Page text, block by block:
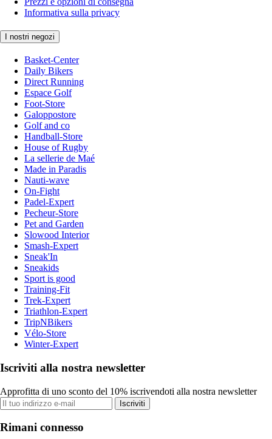
Informativa sulla privacy
I nostri negozi
Basket-Center
Daily Bikers
Direct Running
Espace Golf
Foot-Store
Galoppostore
Golf and co
Handball-Store
House of Rugby
La sellerie de Maé
Made in Paradis
Nauti-wave
On-Fight
Padel-Expert
Pecheur-Store
Pet and Garden
Slowood Interior
Smash-Expert
Sneak'In
Sneakids
Sport is good
Training-Fit
Trek-Expert
Triathlon-Expert
TripNBikers
Vélo-Store
Winter-Expert
Iscriviti alla nostra newsletter
Approfitta di uno sconto del 10% iscrivendoti alla nostra newsletter
Iscriviti
Rimani connesso